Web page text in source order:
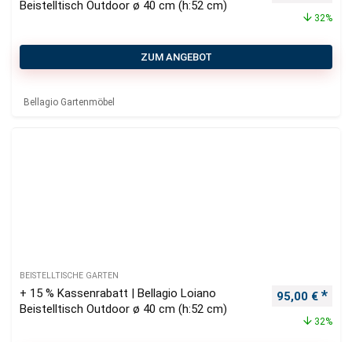
Beistelltisch Outdoor ø 40 cm (h:52 cm)
32%
ZUM ANGEBOT
Bellagio Gartenmöbel
BEISTELLTISCHE GARTEN
+ 15 % Kassenrabatt | Bellagio Loiano
Beistelltisch Outdoor ø 40 cm (h:52 cm)
95,00 €
32%